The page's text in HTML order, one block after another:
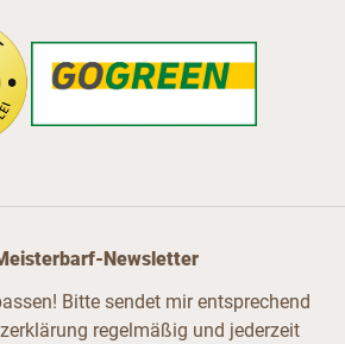
Newsletter
Bitte sendet mir entsprechend
regelmäßig und jederzeit